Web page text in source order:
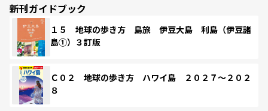
新刊ガイドブック
１５ 地球の歩き方 島旅 伊豆大島 利島（伊豆諸
島①）３訂版
Ｃ０２ 地球の歩き方 ハワイ島 ２０２７～２０２
８